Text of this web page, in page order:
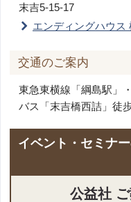
末吉5-15-17
エンディングハウス
交通のご案内
東急東横線「綱島駅」
バス「末吉橋西詰」徒
イベント・セミナ
公益社